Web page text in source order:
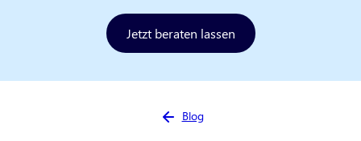
Jetzt beraten lassen
Sie sind hier:
Blog